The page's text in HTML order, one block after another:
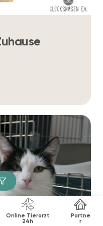
Online Tierarzt
24h
Partne
r